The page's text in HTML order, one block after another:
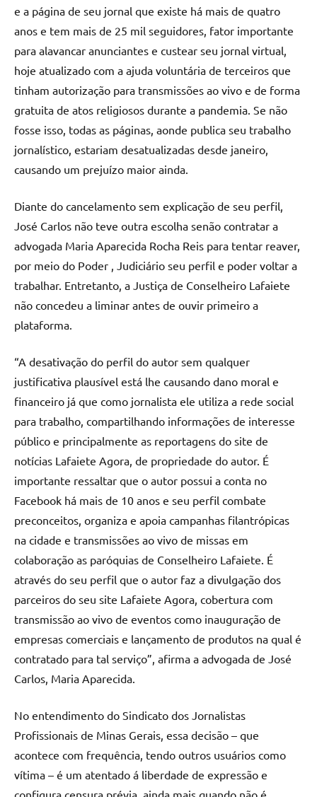
e a página de seu jornal que existe há mais de quatro
anos e tem mais de 25 mil seguidores, fator importante
para alavancar anunciantes e custear seu jornal virtual,
hoje atualizado com a ajuda voluntária de terceiros que
tinham autorização para transmissões ao vivo e de forma
gratuita de atos religiosos durante a pandemia. Se não
fosse isso, todas as páginas, aonde publica seu trabalho
jornalístico, estariam desatualizadas desde janeiro,
causando um prejuízo maior ainda.
Diante do cancelamento sem explicação de seu perfil,
José Carlos não teve outra escolha senão contratar a
advogada Maria Aparecida Rocha Reis para tentar reaver,
por meio do Poder , Judiciário seu perfil e poder voltar a
trabalhar. Entretanto, a Justiça de Conselheiro Lafaiete
não concedeu a liminar antes de ouvir primeiro a
plataforma.
“A desativação do perfil do autor sem qualquer
justificativa plausível está lhe causando dano moral e
financeiro já que como jornalista ele utiliza a rede social
para trabalho, compartilhando informações de interesse
público e principalmente as reportagens do site de
notícias Lafaiete Agora, de propriedade do autor. É
importante ressaltar que o autor possui a conta no
Facebook há mais de 10 anos e seu perfil combate
preconceitos, organiza e apoia campanhas filantrópicas
na cidade e transmissões ao vivo de missas em
colaboração as paróquias de Conselheiro Lafaiete. É
através do seu perfil que o autor faz a divulgação dos
parceiros do seu site Lafaiete Agora, cobertura com
transmissão ao vivo de eventos como inauguração de
empresas comerciais e lançamento de produtos na qual é
contratado para tal serviço”, afirma a advogada de José
Carlos, Maria Aparecida.
No entendimento do Sindicato dos Jornalistas
Profissionais de Minas Gerais, essa decisão – que
acontece com frequência, tendo outros usuários como
vítima – é um atentado á liberdade de expressão e
configura censura prévia, ainda mais quando não é